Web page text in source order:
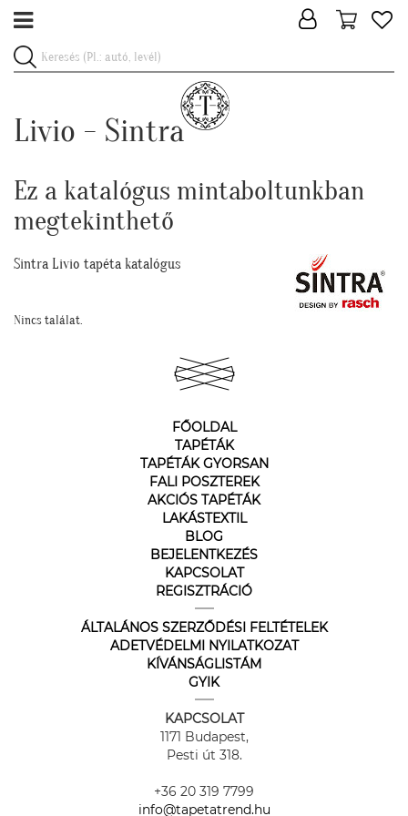
Livio - Sintra
Ez a katalógus mintaboltunkban
megtekinthető
Sintra Livio tapéta katalógus
Nincs találat.
FŐOLDAL
TAPÉTÁK
TAPÉTÁK GYORSAN
FALI POSZTEREK
AKCIÓS TAPÉTÁK
LAKÁSTEXTIL
BLOG
BEJELENTKEZÉS
KAPCSOLAT
REGISZTRÁCIÓ
ÁLTALÁNOS SZERZŐDÉSI FELTÉTELEK
ADETVÉDELMI NYILATKOZAT
KÍVÁNSÁGLISTÁM
GYIK
KAPCSOLAT
1171 Budapest,
Pesti út 318.
+36 20 319 7799
info@tapetatrend.hu